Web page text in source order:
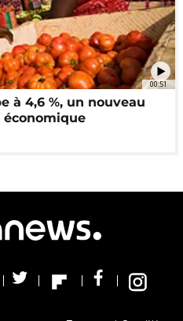
00:51
à 4,6 %, un nouveau